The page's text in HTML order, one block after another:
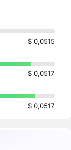
$ 0,0515
$ 0,0517
$ 0,0517